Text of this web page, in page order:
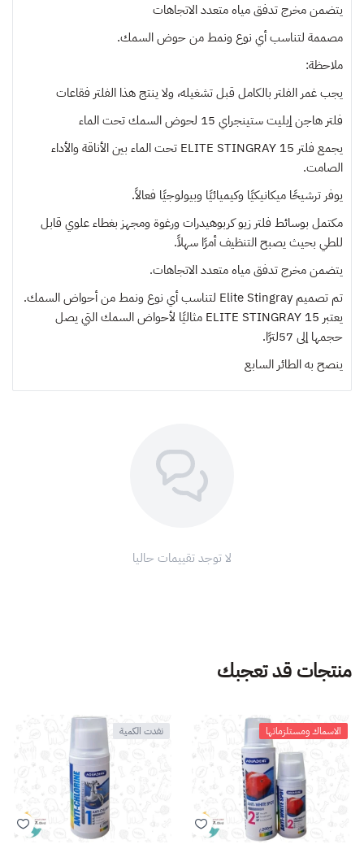
يتضمن مخرج تدفق مياه متعدد الاتجاهات
مصممة لتناسب أي نوع ونمط من حوض السمك.
ملاحظة:
يجب غمر الفلتر بالكامل قبل تشغيله، ولا ينتج هذا الفلتر فقاعات
فلتر هاجن إيليت ستينجراي 15 لحوض السمك تحت الماء
يجمع فلتر ELITE STINGRAY 15 تحت الماء بين الأناقة والأداء
الصامت.
يوفر ترشيحًا ميكانيكيًا وكيميائيًا وبيولوجيًا فعالاً.
مكتمل بوسائط فلتر زيو كربوهيدرات ورغوة ومجهز بغطاء علوي قابل
للطي بحيث يصبح التنظيف أمرًا سهلاً.
يتضمن مخرج تدفق مياه متعدد الاتجاهات.
تم تصميم Elite Stingray لتناسب أي نوع ونمط من أحواض السمك.
يعتبر ELITE STINGRAY 15 مثاليًا لأحواض السمك التي يصل
حجمها إلى 57لترًا.
ينصح بهالطائر السابع
لا توجد تقييمات حاليا
منتجات قد تعجبك
الاسماك ومستلزماتها نفدت الكمية